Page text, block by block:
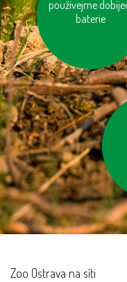
používejme
baterie
topme správně
Zoo Ostrava na síti